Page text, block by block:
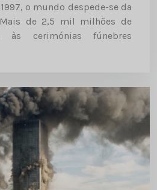
o mundo despede-se da
Mais de 2,5 mil milhões de
às cerimónias fúnebres